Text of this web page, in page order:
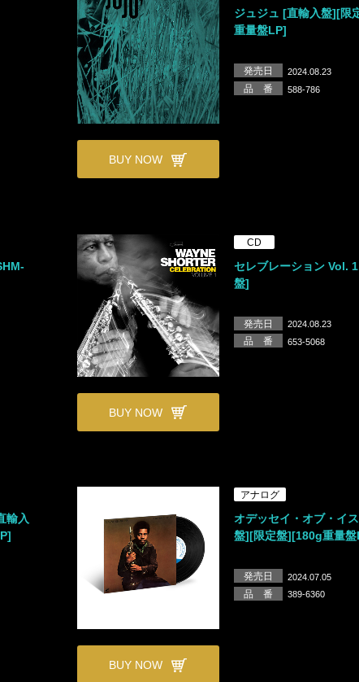
BUY NOW
ジュジュ [直輸入盤][限
重量盤LP]
発売日 2024.08.23
品 番 588-786
BUY NOW
CD
セレブレーション Vol.
盤]
発売日 2024.08.23
品 番 653-5068
輸入
BUY NOW
アナログ
オデッセイ・オブ・イ
盤][限定盤][180g重量
発売日 2024.07.05
品 番 389-6360